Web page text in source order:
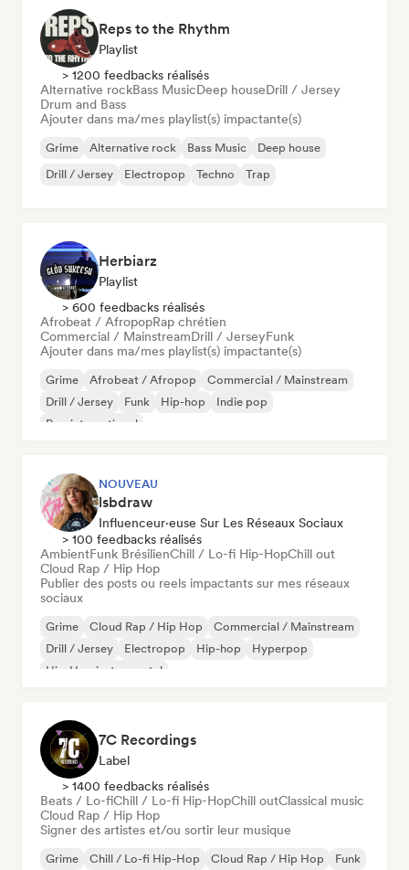
Reps to the Rhythm
Playlist
> 1200 feedbacks réalisés
Alternative rockBass MusicDeep houseDrill / Jersey
Drum and Bass
Ajouter dans ma/mes playlist(s) impactante(s)
Grime Alternative rock Bass Music
Deep house
Drill / Jersey
Electropop Techno Trap
Herbiarz
Playlist
> 600 feedbacks réalisés
Afrobeat / AfropopRap chrétien
Commercial / MainstreamDrill / JerseyFunk
Ajouter dans ma/mes playlist(s) impactante(s)
Grime Afrobeat / Afropop
Commercial / Mainstream
Drill / Jersey
Funk Hip-hop
Indie pop
Pop international
NOUVEAU
lsbdraw
Influenceur·euse Sur Les Réseaux Sociaux
> 100 feedbacks réalisés
AmbientFunk BrésilienChill / Lo-fi Hip-HopChill out
Cloud Rap / Hip Hop
Publier des posts ou reels impactants sur mes réseaux
sociaux
Grime Cloud Rap / Hip Hop
Commercial / Mainstream
Drill / Jersey
Electropop Hip-hop
Hyperpop
Hip-Hop instrumental
7C Recordings
Label
> 1400 feedbacks réalisés
Beats / Lo-fiChill / Lo-fi Hip-HopChill outClassical music
Cloud Rap / Hip Hop
Signer des artistes et/ou sortir leur musique
Grime Chill / Lo-fi Hip-Hop Cloud Rap / Hip Hop
Funk